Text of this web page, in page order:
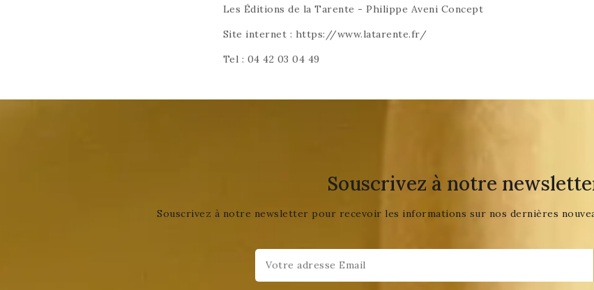
Les Éditions de la Tarente - Philippe Aveni Concept
Site internet : https://www.latarente.fr/
Tel : 04 42 03 04 49
Souscrivez à notre
Souscrivez à notre newsletter pour recevoir les informations sur nos dernières